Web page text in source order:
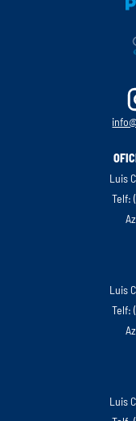
Luis
Telf:
Luis
Telf:
Luis